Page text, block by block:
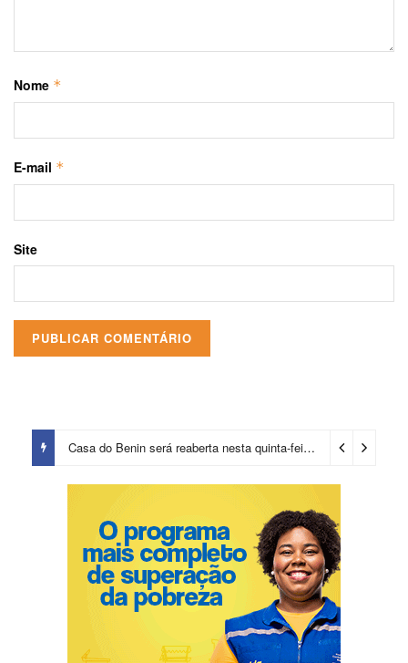
Nome *
E-mail *
Site
Casa do Benin será reaberta nesta quinta-feira (6) 15 minutos